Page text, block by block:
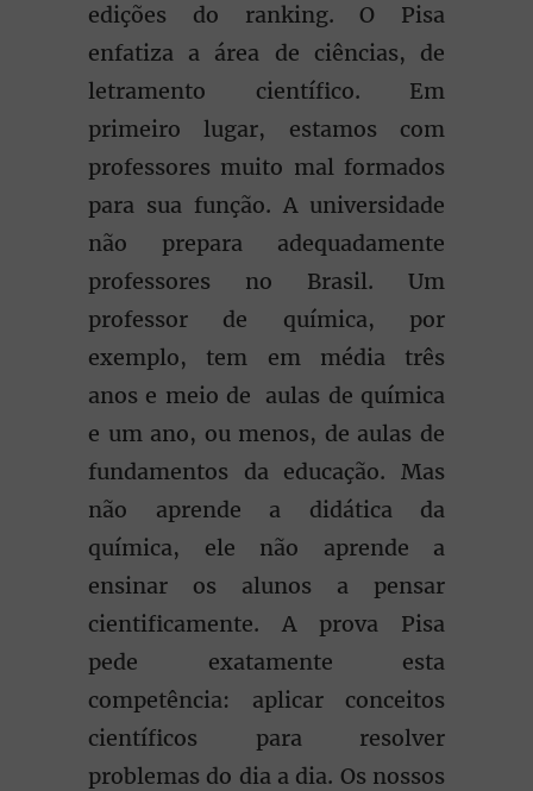
edições do ranking. O Pisa
enfatiza a área de ciências, de
letramento científico. Em
primeiro lugar, estamos com
professores muito mal formados
para sua função. A universidade
não prepara adequadamente
professores no Brasil. Um
professor de química, por
exemplo, tem em média três
anos e meio de aulas de química
e um ano, ou menos, de aulas de
fundamentos da educação. Mas
não aprende a didática da
química, ele não aprende a
ensinar os alunos a pensar
cientificamente. A prova Pisa
pede exatamente esta
competência: aplicar conceitos
científicos para resolver
problemas do dia a dia. Os nossos